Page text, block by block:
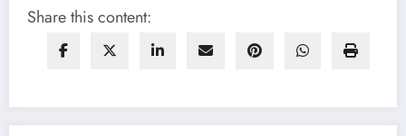
Share this content: